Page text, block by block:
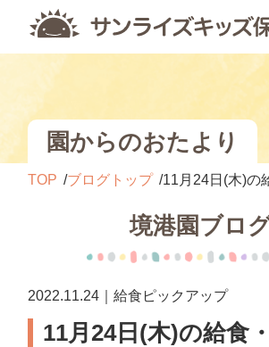
園からのおたより
TOP ブログトップ 11月24日(木)の
境港園ブロ
2022.11.24｜給食ピックアップ
11月24日(木)の給食